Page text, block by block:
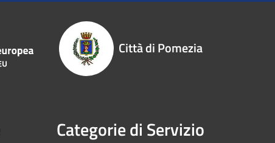
Città di Pomezia
Categorie di Servizio